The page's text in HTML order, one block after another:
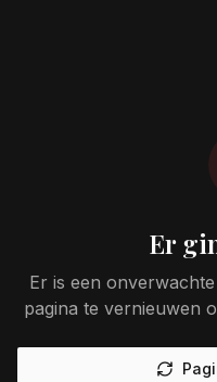
Er
Er is een
pagina te vernieuwen